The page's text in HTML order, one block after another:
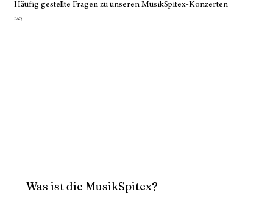
FAQ
Häufig gestellte Fragen zu unseren MusikSpitex-Konzerten
Was ist die MusikSpitex?